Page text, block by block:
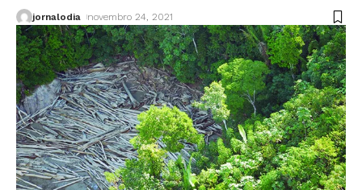
jornalodia novembro 24, 2021